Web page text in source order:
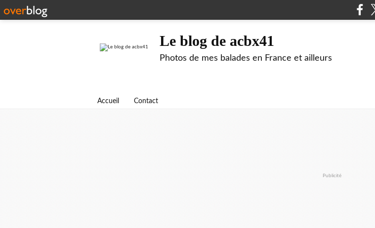
Le blog de acbx41
Photos de mes balades en France et ailleurs
Accueil Contact
Publicité